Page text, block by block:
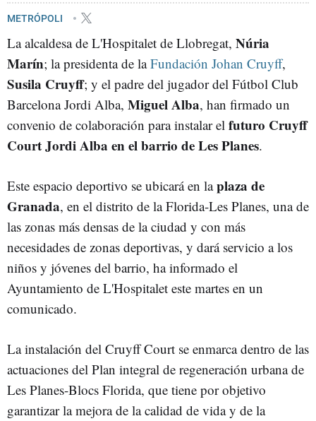
METRÓPOLI
La alcaldesa de L'Hospitalet de Llobregat, Núria
Marín; la presidenta de laFundación Johan Cruyff,
Susila Cruyff; y el padre del jugador del Fútbol Club
Barcelona Jordi Alba, Miguel Alba, han firmado un
convenio de colaboración para instalar el futuro Cruyff
Court Jordi Alba en el barrio de Les Planes.
Este espacio deportivo se ubicará en laplaza de
Granada, en el distrito de la Florida-Les Planes, una de
las zonas más densas de la ciudad y con más
necesidades de zonas deportivas, y dará servicio a los
niños y jóvenes del barrio, ha informado el
Ayuntamiento de L'Hospitalet este martes en un
comunicado.
La instalación del Cruyff Court se enmarca dentro de las
actuaciones del Plan integral de regeneración urbana de
Les Planes-Blocs Florida, que tiene por objetivo
garantizar la mejora de la calidad de vida y de la